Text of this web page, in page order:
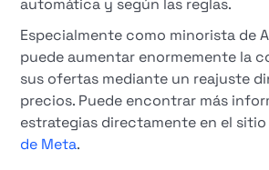
automática y según las reglas.
Especialmente como minorista de
puede aumentar enormemente la
sus ofertas mediante un reajuste
precios. Puede encontrar más
estrategias directamente en el
de Meta.